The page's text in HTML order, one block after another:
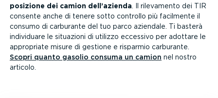
posizione dei camion dell’azienda . Il rilevamento dei TIR
consente anche di tenere sotto controllo più facilmente il
consumo di carburante del tuo parco aziendale. Ti basterà
individuare le situazioni di utilizzo eccessivo per adottare le
appropriate misure di gestione e risparmio carburante.
Scopri quanto gasolio consuma un camion nel nostro
articolo.